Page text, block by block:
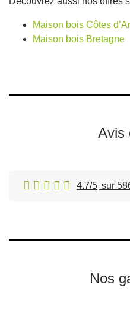
Maison bois Côtes
Maison bois Bretagne
Avis
4.7/5 sur
Nos